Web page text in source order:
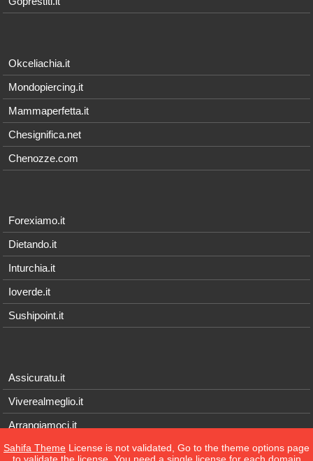
Okceliachia.it
Mondopiercing.it
Mammaperfetta.it
Chesignifica.net
Chenozze.com
Forexiamo.it
Dietando.it
Inturchia.it
Ioverde.it
Sushipoint.it
Assicuratu.it
Viverealmeglio.it
Arrangiamoci.it
Tecnichef.it
Sahifa Theme License is not validated, Go to the theme options page